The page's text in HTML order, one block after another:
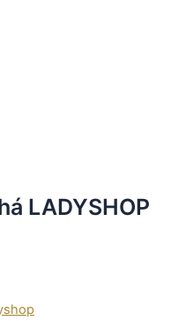
LADYSHOP